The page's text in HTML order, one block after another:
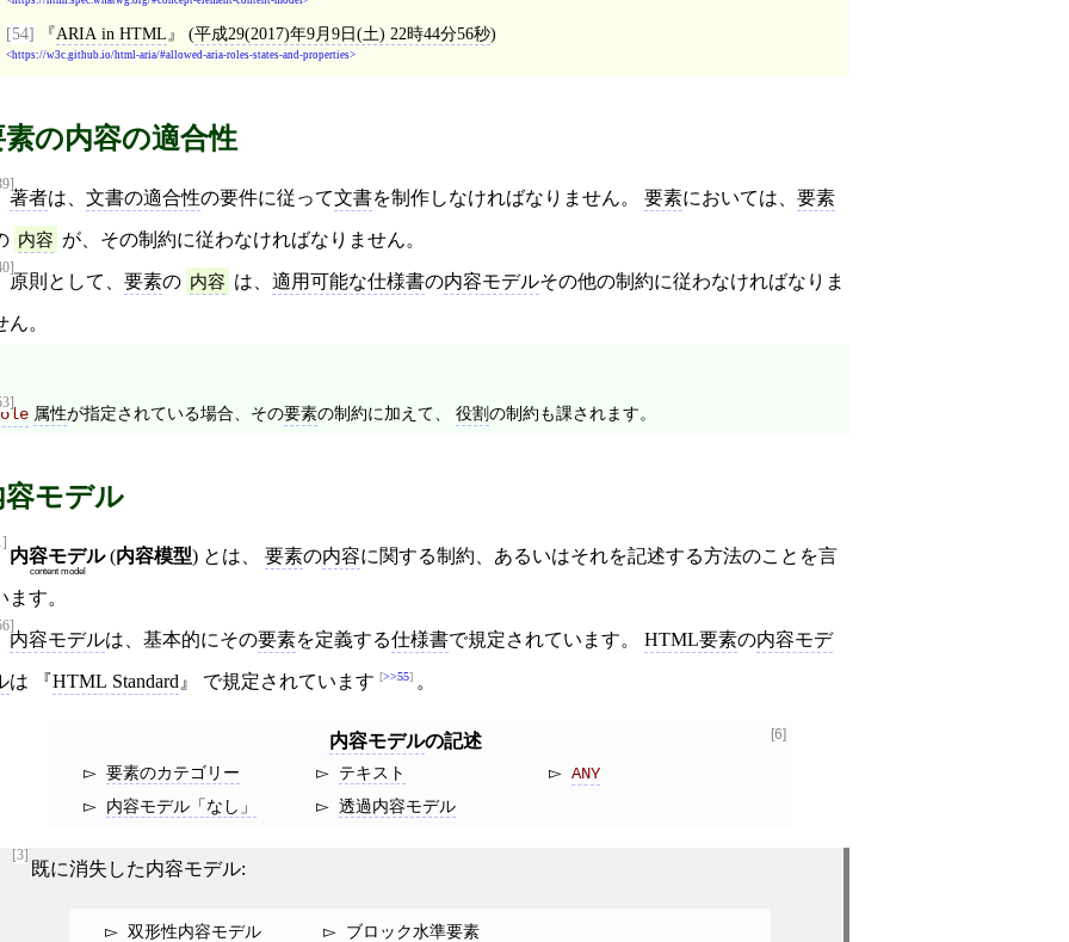
[54] ARIA in HTML (平成29(2017)年9月9日(土) 22時44分56秒)
https://w3c.github.io/html-aria/#allowed-aria-roles-states-and-properties
素の内容の適合性
著者は、 文書の適合性の要件に従って文書を制作しなければなりません。 要素においては、 要素
内容 が、その制約に従わなければなりません。
原則として、 要素の 内容 は、 適用可能な仕様書の内容モデルその他の制約に従わなければなりま
ん。
属性が指定されている場合、その要素の制約に加えて、 役割の制約も課されます。
容モデル
内容モデル
content model
(内容模型) とは、 要素の内容に関する制約、あるいはそれを記述する方法のことを言
ます。
内容モデルは、基本的にその要素を定義する仕様書で規定されています。 HTML要素の内容モデ
は HTML Standard で規定されています >>55 。
[6]
内容モデルの記述
要素のカテゴリー
内容モデル「なし」
テキスト
透過内容モデル
ANY
[3]
既に消失した内容モデル:
双形性内容モデル
ブロック水準要素